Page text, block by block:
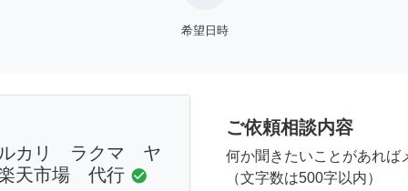
希望日時
カリ ラクマ ヤ
天市場 代行 check_circle
ご依頼相談内容
何か聞きたいことがあれば
（文字数は500字以内）